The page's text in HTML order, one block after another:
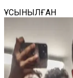
ҰСЫНЫЛҒАН